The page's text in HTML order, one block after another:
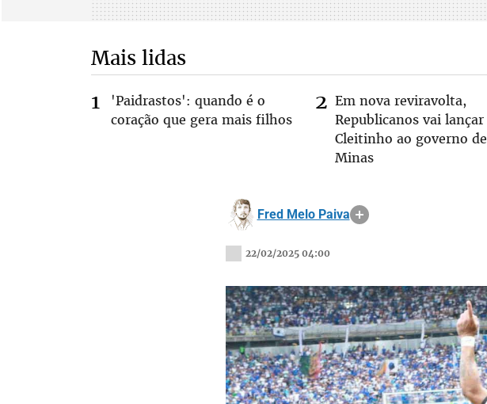
Mais lidas
'Paidrastos': quando é o
coração que gera mais filhos
Em nova reviravolta,
Republicanos vai lançar
Cleitinho ao governo de
Minas
Fred Melo Paiva
22/02/2025 04:00